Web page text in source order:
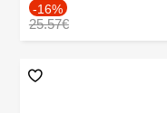
-16%
25.57€